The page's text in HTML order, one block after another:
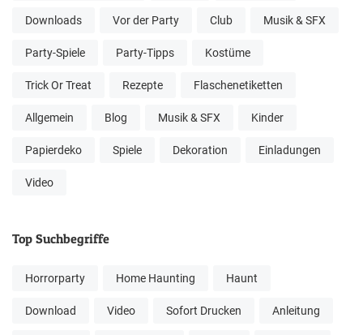
Downloads Vor der Party Club Musik & SFX
Party-Spiele Party-Tipps Kostüme
Trick Or Treat Rezepte Flaschenetiketten
Allgemein Blog Musik & SFX Kinder
Papierdeko Spiele Dekoration Einladungen
Video
Top Suchbegriffe
Horrorparty Home Haunting Haunt
Download Video Sofort Drucken Anleitung